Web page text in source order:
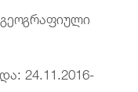
24.11.2016-